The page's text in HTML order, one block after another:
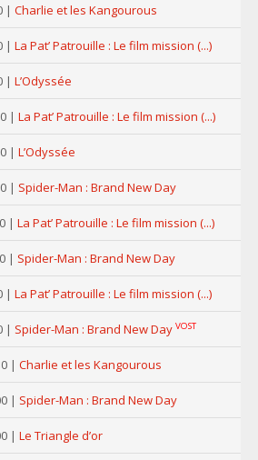
| Charlie et les Kangourous
| La Pat’ Patrouille : Le film mission (...)
| L’Odyssée
| La Pat’ Patrouille : Le film mission (...)
| L’Odyssée
| Spider-Man : Brand New Day
| La Pat’ Patrouille : Le film mission (...)
| Spider-Man : Brand New Day
| La Pat’ Patrouille : Le film mission (...)
| Spider-Man : Brand New Day VOST
| Charlie et les Kangourous
| Spider-Man : Brand New Day
| Le Triangle d’or